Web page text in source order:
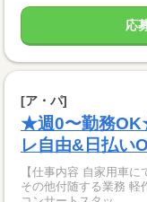
応
[ア・パ]
★週0〜勤務
レ自由&日払い
【仕事内容 自家用車
その他付随する業務 軽